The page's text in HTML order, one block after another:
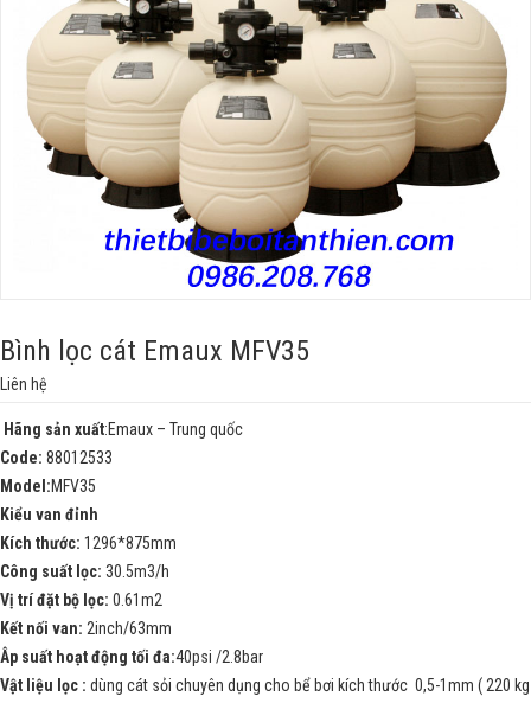
Bình lọc cát Emaux MFV35
Liên hệ
Hãng sản xuất:Emaux – Trung quốc
Code: 88012533
Model:MFV35
Kiểu van đỉnh
Kích thước: 1296*875mm
Công suất lọc: 30.5m3/h
Vị trí đặt bộ lọc: 0.61m2
Kết nối van: 2inch/63mm
Âp suất hoạt động tối đa:40psi /2.8bar
Vật liệu lọc : dùng cát sỏi chuyên dụng cho bể bơi kích thước 0,5-1mm ( 220 kg